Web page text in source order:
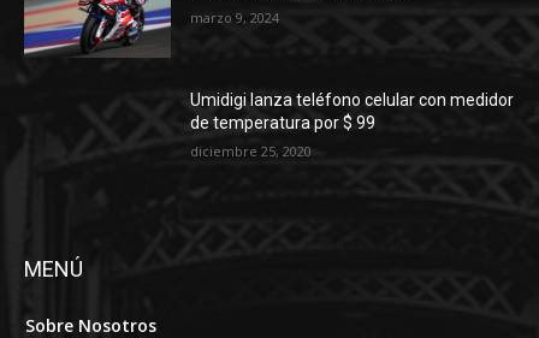
marzo 9, 2024
Umidigi lanza teléfono celular con medidor
de temperatura por $ 99
diciembre 25, 2020
MENÚ
Sobre Nosotros